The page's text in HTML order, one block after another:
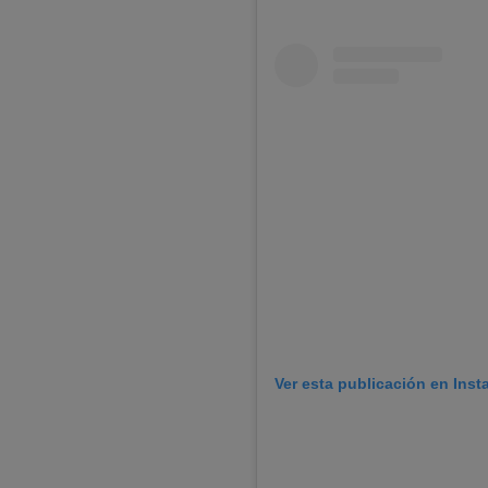
Ver esta publicación en